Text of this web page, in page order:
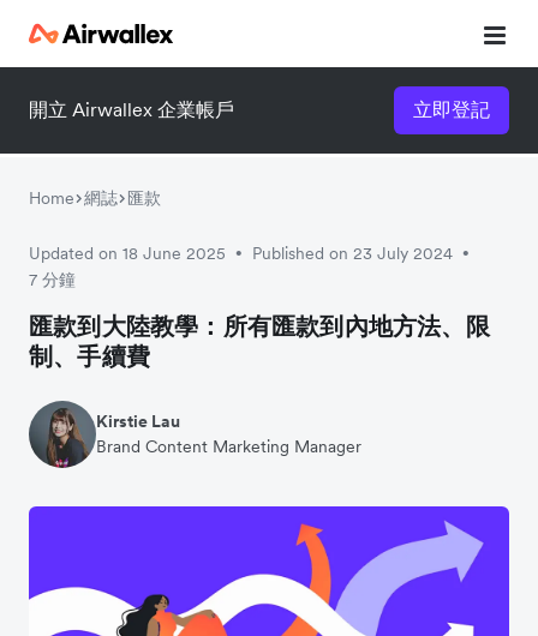
開立 Airwallex 企業帳戶 立即登記
Home 網誌 匯款
Updated on 18 June 2025 • Published on 23 July 2024 •
7 分鐘
匯款到大陸教學：所有匯款到內地方法、限
制、手續費
Kirstie Lau
Brand Content Marketing Manager
立即觀看 3 分鐘體驗短片
請填寫資料以觀體驗短片：